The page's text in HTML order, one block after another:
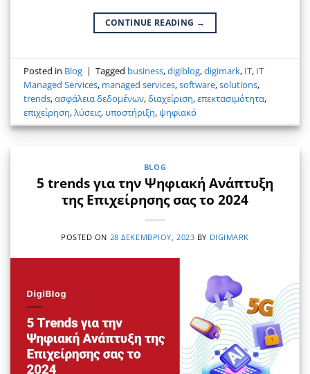
CONTINUE READING →
Posted in Blog | Tagged business,digiblog,digimark, IT, IT
Managed Services, managed services,software,solutions,
trends,ασφάλεια δεδομένων,διαχείριση,επεκτασιμότητα,
επιχείρηση,λύσεις, υποστήριξη, ψηφιακό
BLOG
5 trends για την Ψηφιακή Ανάπτυξη
της Επιχείρησης σας το 2024
POSTED ON 28 ΔΕΚΕΜΒΡΊΟΥ, 2023 BY DIGIMARK